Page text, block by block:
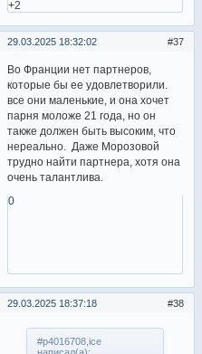
+2
37
29.03.2025 18:32:02
Во Франции нет партнеров,
которые бы ее удовлетворили.
все они маленькие, и она хочет
парня моложе 21 года, но он
также должен быть высоким, что
нереально. Даже Морозовой
трудно найти партнера, хотя она
очень талантлива.
0
38
29.03.2025 18:37:18
#p4016708,ice